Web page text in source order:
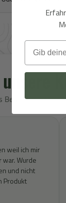
Beratung,
weil ich mir
Wurde
und nicht
Produkt
Email